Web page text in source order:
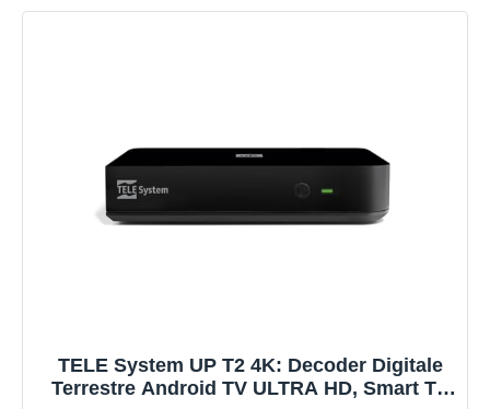
TELE System UP T2 4K: Decoder Digitale
Terrestre Android TV ULTRA HD, Smart TV